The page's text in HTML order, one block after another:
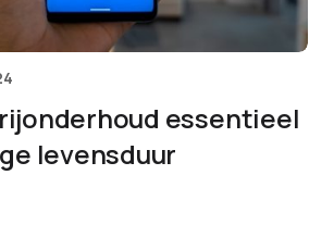
essentieel
levensduur